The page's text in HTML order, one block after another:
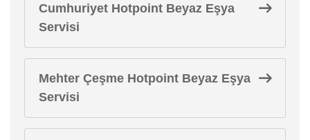
Cumhuriyet Hotpoint Beyaz Eşya
Servisi
Mehter Çeşme Hotpoint Beyaz Eşya
Servisi